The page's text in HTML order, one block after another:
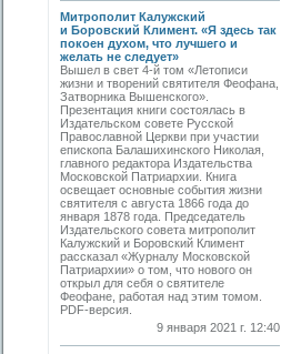
Митрополит Калужский
и Боровский Климент. «Я здесь так
покоен духом, что лучшего и
желать не следует»
Вышел в свет 4-й том «Летописи
жизни и творений святителя Феофана,
Затворника Вышенского».
Презентация книги состоялась в
Издательском совете Русской
Православной Церкви при участии
епископа Балашихинского Николая,
главного редактора Издательства
Московской Патриархии. Книга
освещает основные события жизни
святителя с августа 1866 года до
января 1878 года. Председатель
Издательского совета митрополит
Калужский и Боровский Климент
рассказал «Журналу Московской
Патриархии» о том, что нового он
открыл для себя о святителе
Феофане, работая над этим томом.
PDF-версия.
9 января 2021 г. 12:40